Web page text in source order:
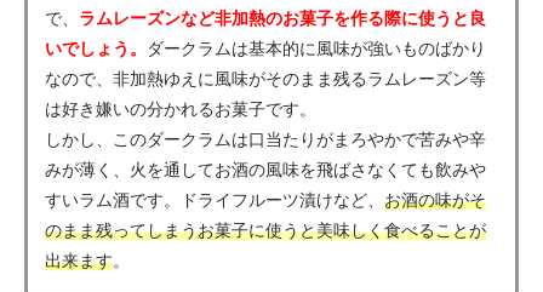
で、 ラムレーズンなど非加熱のお菓子を作る際に使うと良
いでしょう。
ダークラムは基本的に風味が強いものばかり
なので、非加熱ゆえに風味がそのまま残るラムレーズン等
は好き嫌いの分かれるお菓子です。
しかし、このダークラムは口当たりがまろやかで苦みや辛
みが薄く、火を通してお酒の風味を飛ばさなくても飲みや
すいラム酒です。ドライフルーツ漬けなど、 お酒の味がそ
のまま残ってしまうお菓子に使うと美味しく食べることが
出来ます。